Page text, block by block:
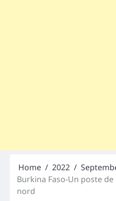
Home 2022
Burkina Faso-Un poste
nord